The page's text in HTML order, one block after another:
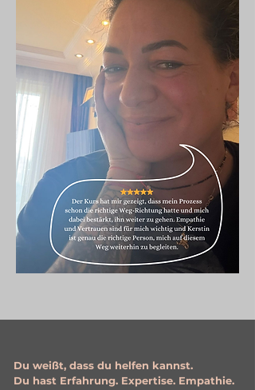
Du weißt, dass du helfen kannst.
Du hast Erfahrung. Expertise. Empathie.